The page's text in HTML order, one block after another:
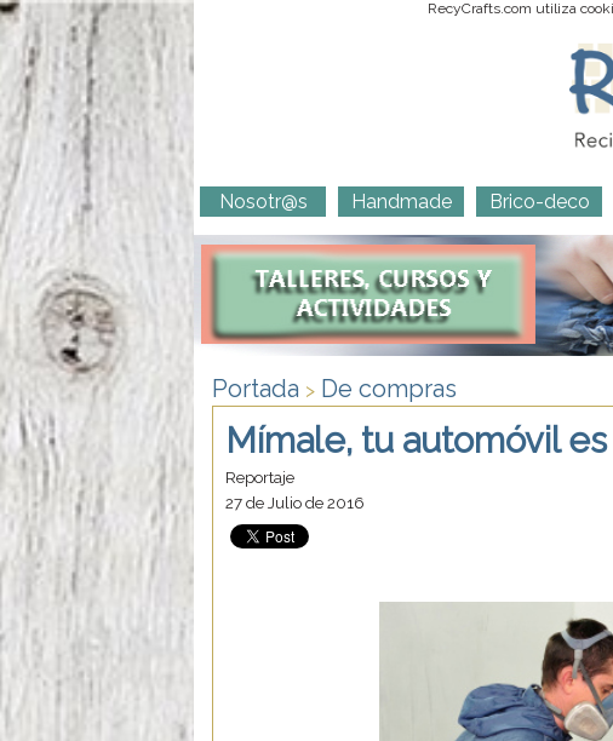
RecyCrafts.com utiliza
Nosotr@s Handmade Brico-deco
Portada > De compras
Mímale, tu automóvil
Reportaje
27 de Julio de 2016